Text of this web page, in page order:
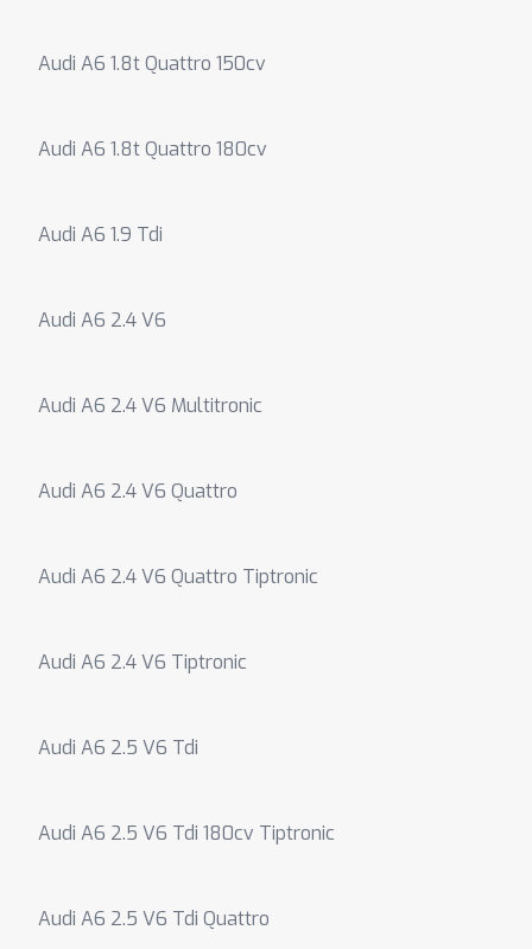
Audi A6 1.8t Quattro 150cv
Audi A6 1.8t Quattro 180cv
Audi A6 1.9 Tdi
Audi A6 2.4 V6
Audi A6 2.4 V6 Multitronic
Audi A6 2.4 V6 Quattro
Audi A6 2.4 V6 Quattro Tiptronic
Audi A6 2.4 V6 Tiptronic
Audi A6 2.5 V6 Tdi
Audi A6 2.5 V6 Tdi 180cv Tiptronic
Audi A6 2.5 V6 Tdi Quattro